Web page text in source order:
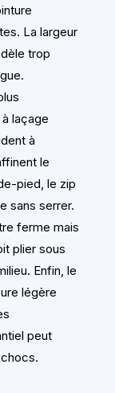
La largeur
trop
laçage
à
le
pied, le zip
sans serrer.
ferme mais
plier sous
Enfin, le
légère
peut